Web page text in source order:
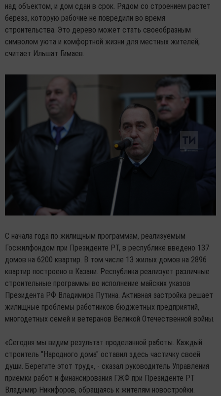
над объектом, и дом сдан в срок. Рядом со строением растет
береза, которую рабочие не повредили во время
строительства. Это дерево может стать своеобразным
символом уюта и комфортной жизни для местных жителей,
считает Ильшат Гимаев.
С начала года по жилищным программам, реализуемым
Госжилфондом при Президенте РТ, в республике введено 137
домов на 6200 квартир. В том числе 13 жилых домов на 2896
квартир построено в Казани. Республика реализует различные
строительные программы во исполнение майских указов
Президента РФ Владимира Путина. Активная застройка решает
жилищные проблемы работников бюджетных предприятий,
многодетных семей и ветеранов Великой Отечественной войны.
«Сегодня мы видим результат проделанной работы. Каждый
строитель "Народного дома" оставил здесь частичку своей
души. Берегите этот труд», - сказал руководитель Управления
приемки работ и финансирования ГЖФ при Президенте РТ
Владимир Никифоров, обращаясь к жителям новостройки.